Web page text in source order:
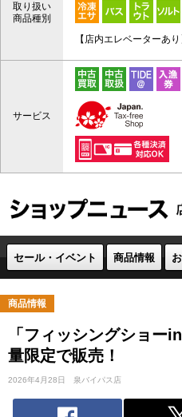
取り扱い
商品種別
【店内エレベーターあり
サービス
セール・イベント 商品情報
商品情報
「フィッシングショー
量限定で販売！
2026年4月28日 泉バイパス店